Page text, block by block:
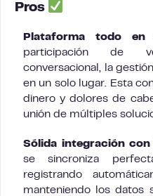
Pros
Plataforma todo en
participación de
conversacional, la
en un solo lugar. Esta
dinero y dolores de
unión de múltiples
Sólida integración con
se sincroniza
registrando
manteniendo los datos